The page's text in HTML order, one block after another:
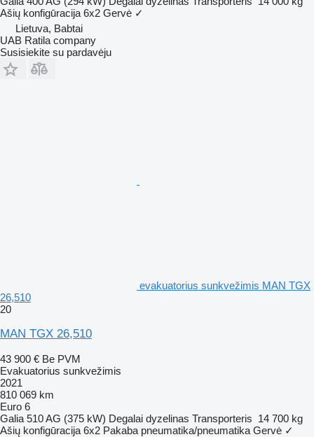
Ašių konfigūracija 6x2 Gervė ✓
Lietuva, Babtai
UAB Ratila company
Susisiekite su pardavėju
evakuatorius sunkvežimis MAN TGX
26,510
20
MAN TGX 26,510
43 900 € Be PVM
Evakuatorius sunkvežimis
2021
810 069 km
Euro 6
Galia 510 AG (375 kW) Degalai dyzelinas Transporteris 14 700 kg
Ašių konfigūracija 6x2 Pakaba pneumatika/pneumatika Gervė ✓